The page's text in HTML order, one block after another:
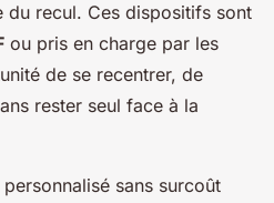
du recul. Ces dispositifs sont
ou pris en charge par les
de se recentrer, de
rester seul face à la
sans surcoût